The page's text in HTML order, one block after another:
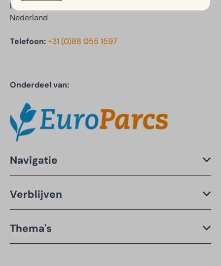
Noord-Holland
Nederland
Telefoon:+31 (0)88 055 1597
Onderdeel van:
Navigatie
Verblijven
Thema's